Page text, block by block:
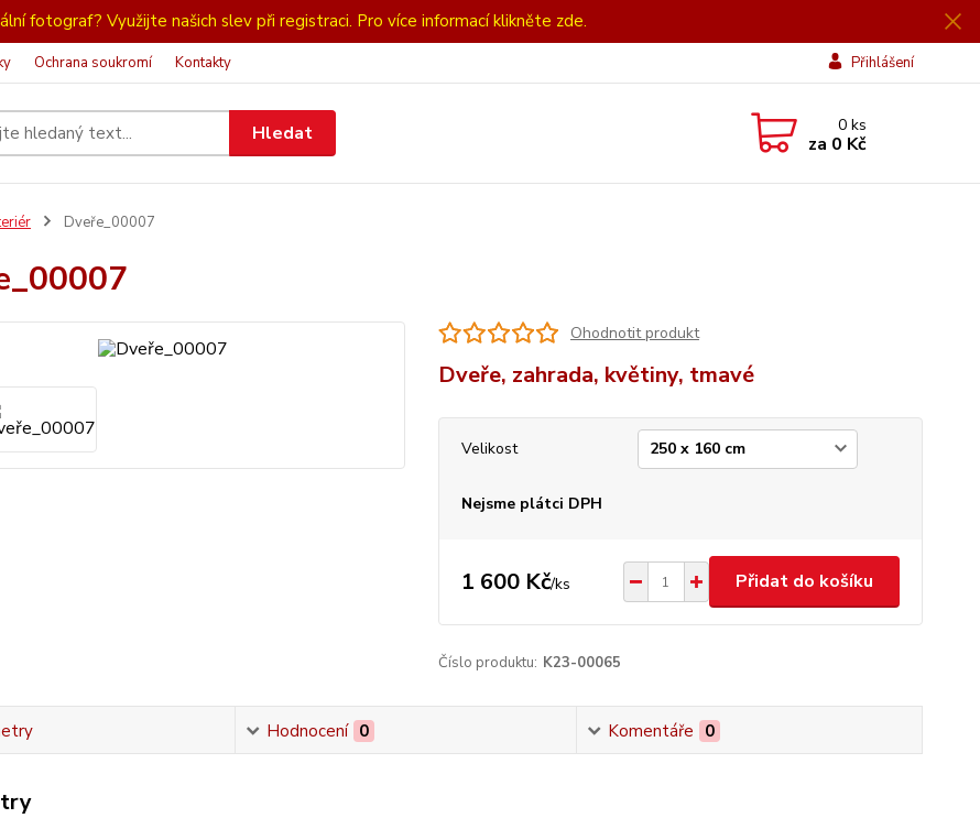
fotograf? Využijte našich slev při registraci. Pro více informací klikněte zde.
Ochrana soukromí Kontakty Přihlášení
Hledat 0ks
za 0 Kč
Dveře_00007
Ohodnotit produkt
Dveře, zahrada, květiny, tmavé
Velikost
Nejsme plátci DPH
1 600 Kč/ks Přidat do košíku
Číslo produktu: K23-00065
Hodnocení 0 Komentáře 0